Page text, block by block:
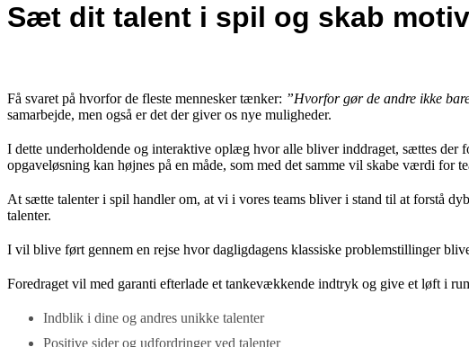
Sæt dit talent i spil og skab
Få svaret på hvorfor de fleste mennesker tænker: ”Hvorfor gør de andre ikke
samarbejde, men også er det der giver os nye muligheder.
I dette underholdende og interaktive oplæg hvor alle bliver inddraget, sættes
opgaveløsning kan højnes på en måde, som med det samme vil skabe værdi for
At sætte talenter i spil handler om, at vi i vores teams bliver i stand til at forstå
talenter.
I vil blive ført gennem en rejse hvor dagligdagens klassiske problemstillinger
Foredraget vil med garanti efterlade et tankevækkende indtryk og give et løft i
Indblik i dine og andres unikke talenter
Positive sider og udfordringer ved talenter